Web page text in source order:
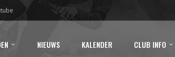
NIEUWS KALENDER CLUB INFO